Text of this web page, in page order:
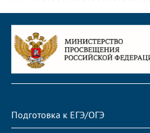
Подготовка к ЕГЭ/ОГЭ